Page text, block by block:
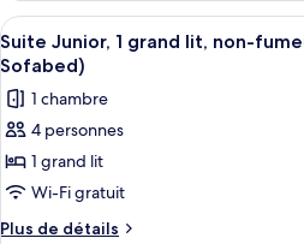
Confort,
2
lits
une
place,
non-
fumeurs,
balcon
type
de
chambre
Confort,
2
une
place,
fumeurs,
Afficher
toutes
les
photos
pour
ce
type
de
13
Suite Junior, 1 grand lit, non-
Sofabed)
1 chambre
4 personnes
1 grand lit
Wi-Fi gratuit
Plus de détails
Plus